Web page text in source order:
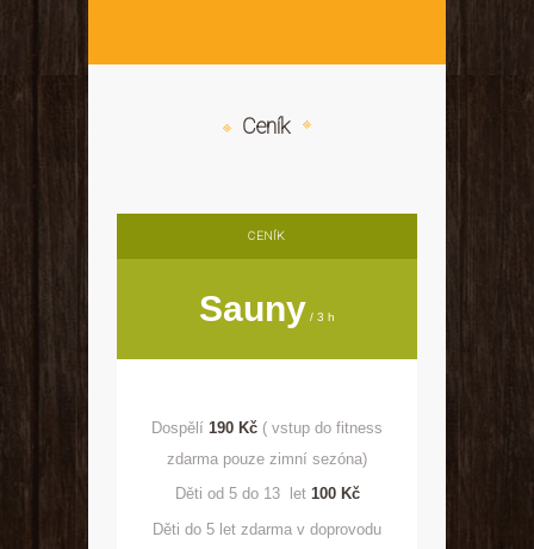
Ceník
CENÍK
Sauny 3 h
Dospělí 190 Kč ( vstup do fitness
zdarma pouze zimní sezóna)
Děti od 5 do 13 let 100Kč
Děti do 5 let zdarma v doprovodu